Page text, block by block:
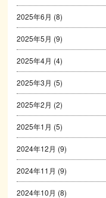
2025年6月 (8)
2025年5月 (9)
2025年4月 (4)
2025年3月 (5)
2025年2月 (2)
2025年1月 (5)
2024年12月 (9)
2024年11月 (9)
2024年10月 (8)